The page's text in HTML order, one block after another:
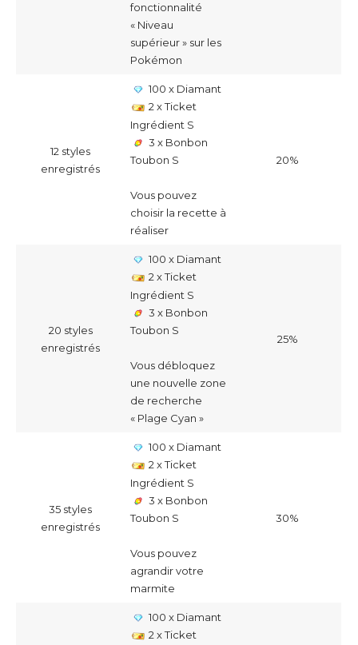
fonctionnalité
« Niveau
supérieur » sur les
Pokémon
12 styles
enregistrés
100 x Diamant
2 x Ticket
Ingrédient S
3 x Bonbon
Toubon S
Vous pouvez
choisir la recette à
réaliser
20%
20 styles
enregistrés
100 x Diamant
2 x Ticket
Ingrédient S
3 x Bonbon
Toubon S
Vous débloquez
une nouvelle zone
de recherche
« Plage Cyan »
25%
35 styles
enregistrés
100 x Diamant
2 x Ticket
Ingrédient S
3 x Bonbon
Toubon S
Vous pouvez
agrandir votre
marmite
30%
100 x Diamant
2 x Ticket